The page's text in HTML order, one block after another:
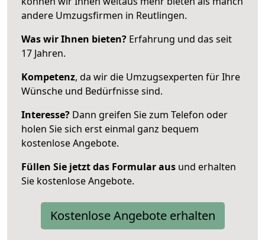
andere Umzugsfirmen in Reutlingen.
Was wir Ihnen bieten? Erfahrung und das seit
17 Jahren.
Kompetenz, da wir die Umzugsexperten für Ihre
Wünsche und Bedürfnisse sind.
Interesse? Dann greifen Sie zum Telefon oder
holen Sie sich erst einmal ganz bequem
kostenlose Angebote.
Füllen Sie jetzt das Formular aus und erhalten
Sie kostenlose Angebote.
Kostenlose Angebote erhalten